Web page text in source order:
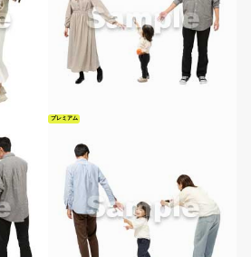
プレミアム